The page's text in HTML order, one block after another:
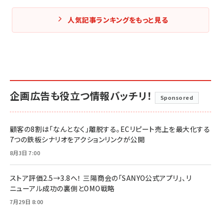
人気記事ランキングをもっと見る
企画広告も役立つ情報バッチリ！ Sponsored
顧客の8割は「なんとなく」離脱する。ECリピート売上を最大化する
7つの鉄板シナリオをアクションリンクが公開
8月3日 7:00
ストア評価2.5→3.8へ！ 三陽商会の「SANYO公式アプリ」、リ
ニューアル成功の裏側とOMO戦略
7月29日 8:00